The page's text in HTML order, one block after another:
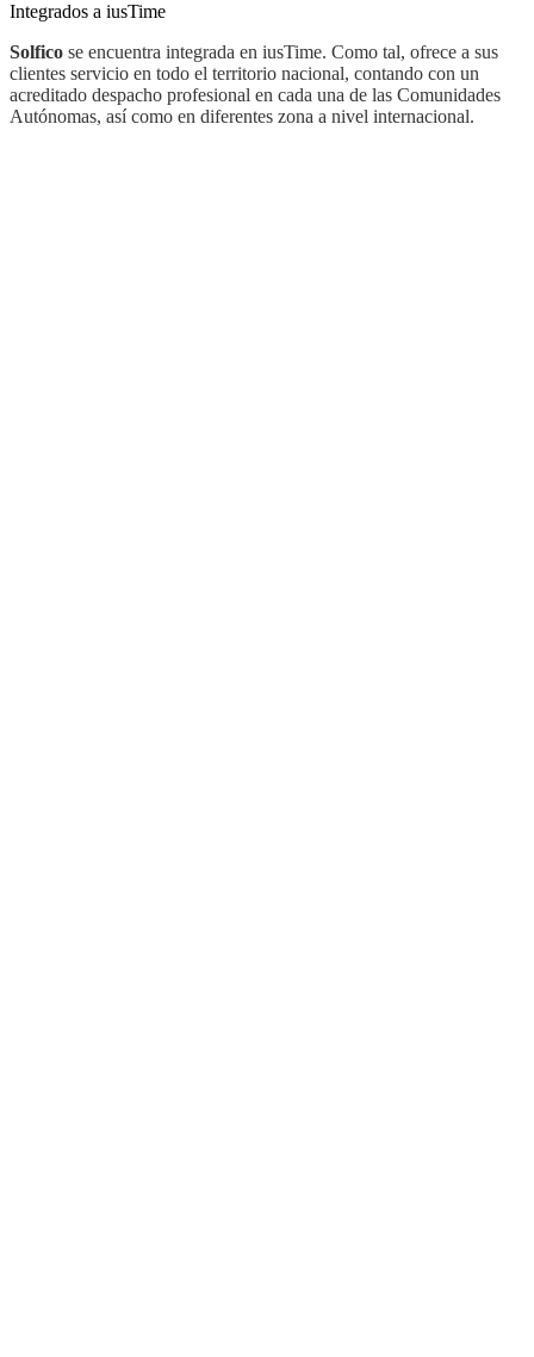
Integrados a iusTime
Solfico se encuentra integrada en iusTime. Como tal, ofrece a sus
clientes servicio en todo el territorio nacional, contando con un
acreditado despacho profesional en cada una de las Comunidades
Autónomas, así como en diferentes zona a nivel internacional.